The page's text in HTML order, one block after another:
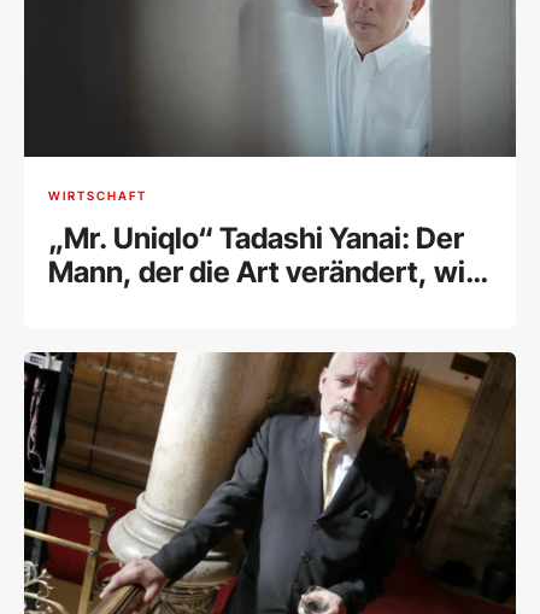
WIRTSCHAFT
„Mr. Uniqlo“ Tadashi Yanai: Der
Mann, der die Art verändert, wie